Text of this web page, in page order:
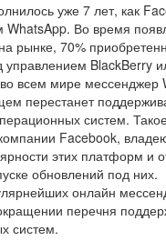
уже 7 лет, как
WhatsApp. Во время
рынке, 70%
управлением BlackBerry
всем мире мессенджер
перестанет
систем.
компании Facebook,
этих платформ и
обновлений под них.
онлайн
перечня
систем.